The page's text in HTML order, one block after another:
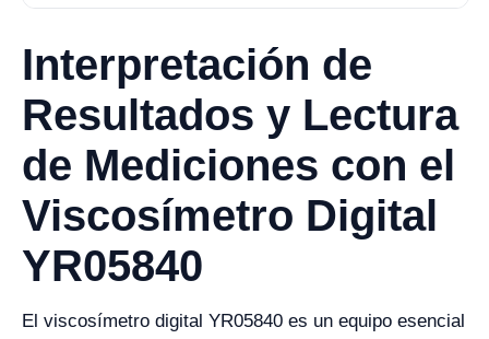
Interpretación de
Resultados y Lectura
de Mediciones con el
Viscosímetro Digital
YR05840
El viscosímetro digital YR05840 es un equipo esencial